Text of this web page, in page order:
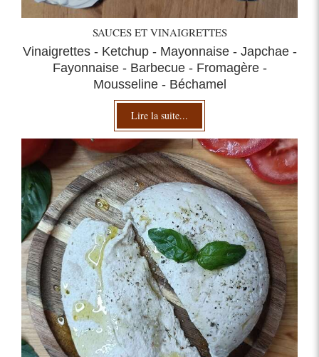
SAUCES ET VINAIGRETTES
Vinaigrettes - Ketchup - Mayonnaise - Japchae -
Fayonnaise - Barbecue - Fromagère -
Mousseline - Béchamel
Lire la suite...